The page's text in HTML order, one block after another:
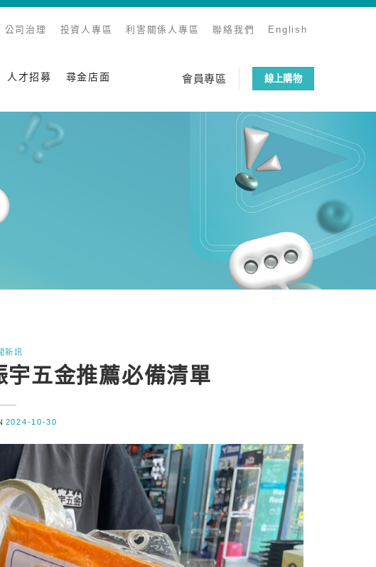
公司治理 投資人專區 利害關係人專區 聯絡我們 English
人才招募 尋金店面 會員專區 線上購物
新訊
五金推薦必備清單
2024-10-30